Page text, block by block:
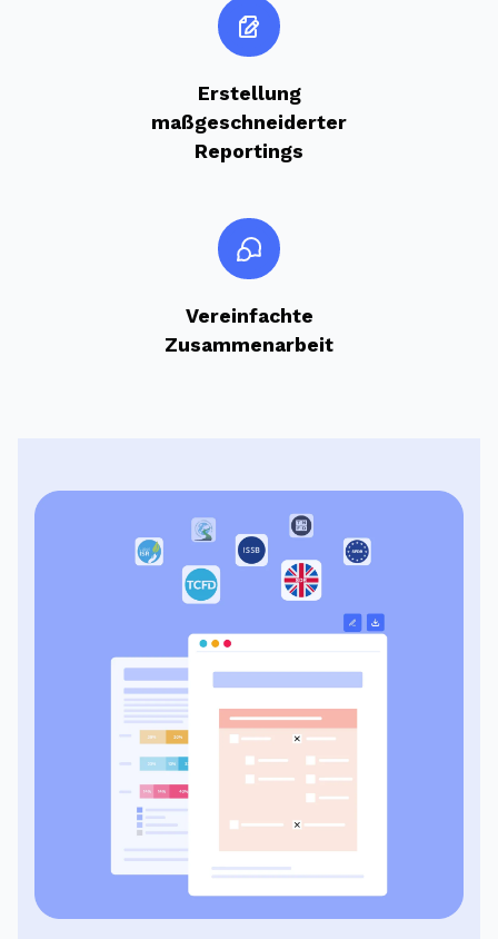
Erstellung
maßgeschneiderter
Reportings
Vereinfachte
Zusammenarbeit